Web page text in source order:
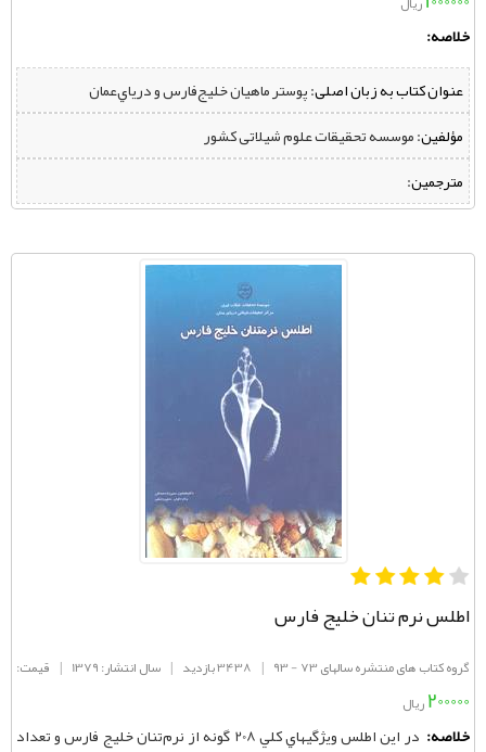
خلاصه:
عنوان کتاب به زبان اصلی:پوستر ماهيان خليج‌فارس و درياي‌عمان
مؤلفین:‌ موسسه تحقیقات علوم شیلاتی کشور
مترجمین:
اطلس نرم تنان خلیج فارس
گروه کتاب های منتشره سالهای 73 - 93 | 3438 بازدید | سال انتشار: 1379 | قیمت:
200000ریال
خلاصه:
در اين اطلس ويژگيهاي كلي 208 گونه از نرم‌تنان خلیج فارس و تعداد